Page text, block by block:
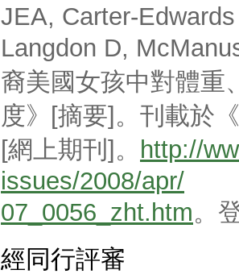
JEA, Carter-
Langdon D,
裔美國女孩中對體重
度》[摘要]。刊載於
[網上期刊]。 http://
issues/2008/apr/
07_0056_zht.htm。
經同行評審